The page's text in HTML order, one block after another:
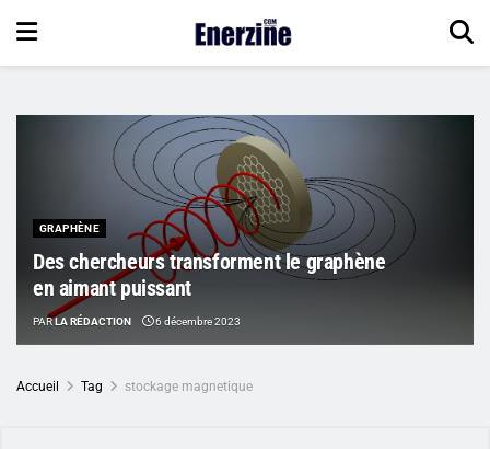
GRAPHÈNE
Des chercheurs transforment le graphène
en aimant puissant
PARLA RÉDACTION 6 décembre 2023
Accueil Tag stockage magnetique